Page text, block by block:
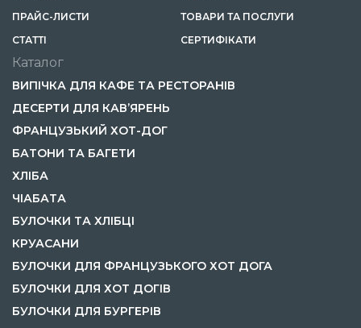
ПРАЙС-ЛИСТИ
ТОВАРИ ТА ПОСЛУГИ
СТАТТІ
СЕРТИФІКАТИ
Каталог
ВИПІЧКА ДЛЯ КАФЕ ТА РЕСТОРАНІВ
ДЕСЕРТИ ДЛЯ КАВ’ЯРЕНЬ
ФРАНЦУЗЬКИЙ ХОТ-ДОГ
БАТОНИ ТА БАГЕТИ
ХЛІБА
ЧІАБАТА
БУЛОЧКИ ТА ХЛІБЦІ
КРУАСАНИ
БУЛОЧКИ ДЛЯ ФРАНЦУЗЬКОГО ХОТ ДОГА
БУЛОЧКИ ДЛЯ ХОТ ДОГІВ
БУЛОЧКИ ДЛЯ БУРГЕРІВ